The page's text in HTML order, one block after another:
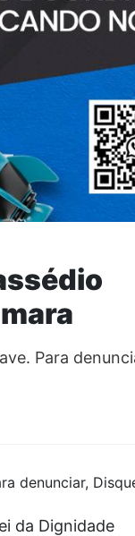
Para
denunciar,
da Dignidade